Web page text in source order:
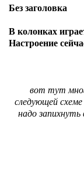
Без заголовка
В колонках
Настроение
вот тут
следующей
надо